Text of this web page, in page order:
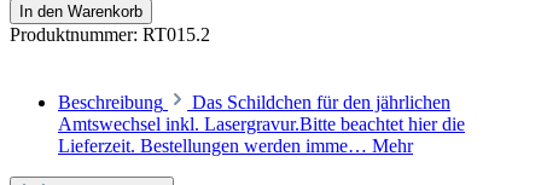
In den Warenkorb
Produktnummer: RT015.2
Beschreibung
Das Schildchen für den jährlichen
Amtswechsel inkl. Lasergravur.Bitte beachtet hier die
Lieferzeit. Bestellungen werden imme… Mehr